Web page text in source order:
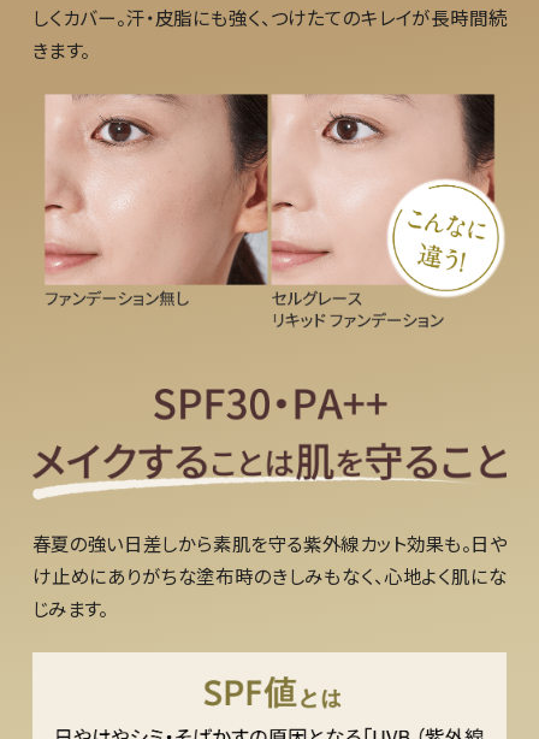
しくカバー。汗・皮脂にも強く、つけたてのキレイが長時間続
きます。
春夏の強い日差しから素肌を守る紫外線カット効果も。日や
け止めにありがちな塗布時のきしみもなく、心地よく肌にな
じみます。